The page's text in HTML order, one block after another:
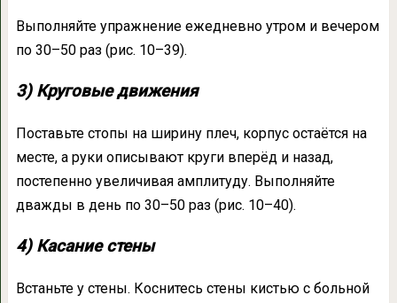
Выполняйте упражнение ежедневно утром и вечером
по 30–50 раз (рис. 10–39).
3) Круговые движения
Поставьте стопы на ширину плеч, корпус остаётся на
месте, а руки описывают круги вперёд и назад,
постепенно увеличивая амплитуду. Выполняйте
дважды в день по 30–50 раз (рис. 10–40).
4) Касание стены
Встаньте у стены. Коснитесь стены кистью с больной